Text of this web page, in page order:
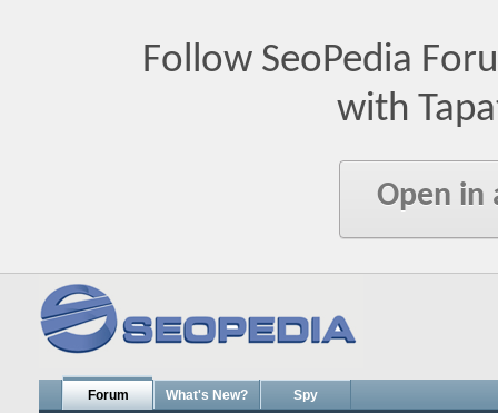
Follow SeoPedia
with
Open in
Forum What's New? Spy